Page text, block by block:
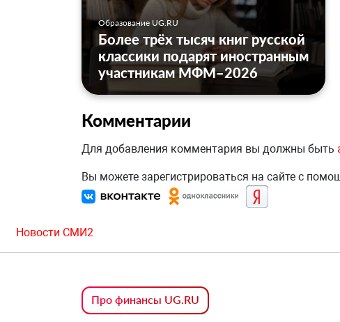
Образование UG.RU
Более трёх тысяч книг русской
классики подарят иностранным
участникам МФМ–2026
Комментарии
Для добавления комментария вы должны быть
Вы можете зарегистрироваться на сайте с
Новости СМИ2
Про финансы UG.RU